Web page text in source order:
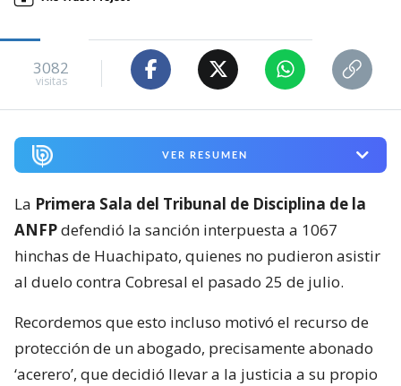
3082
visitas
VER RESUMEN
La Primera Sala del Tribunal de Disciplina de la
ANFPdefendió la sanción interpuesta a 1067
hinchas de Huachipato, quienes no pudieron asistir
al duelo contra Cobresal el pasado 25 de julio.
Recordemos que esto incluso motivó el recurso de
protección de un abogado, precisamente abonado
‘acerero’, que decidió llevar a la justicia a su propio